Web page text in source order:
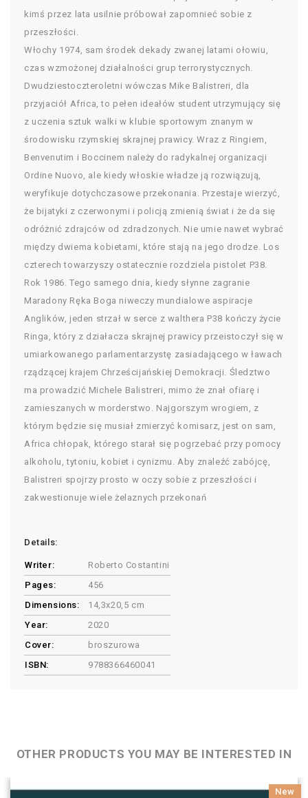
kimś przez lata usilnie próbował zapomnieć sobie z
przeszłości.
Włochy 1974, sam środek dekady zwanej latami ołowiu,
czas wzmożonej działalności grup terrorystycznych.
Dwudziestoczteroletni wówczas Mike Balistreri, dla
przyjaciół Africa, to pełen ideałów student utrzymujący się
z uczenia sztuk walki w klubie sportowym znanym w
środowisku rzymskiej skrajnej prawicy. Wraz z Ringiem,
Benvenutim i Boccinem należy do radykalnej organizacji
Ordine Nuovo, ale kiedy włoskie władze ją rozwiązują,
weryfikuje dotychczasowe przekonania. Przestaje wierzyć,
że bijatyki z czerwonymi i policją zmienią świat i że da się
odróżnić zdrajców od zdradzonych. Nie umie nawet wybrać
między dwiema kobietami, które stają na jego drodze. Los
czterech towarzyszy ostatecznie rozdziela pistolet P38.
Rok 1986. Tego samego dnia, kiedy słynne zagranie
Maradony Ręka Boga niweczy mundialowe aspiracje
Anglików, jeden strzał w serce z walthera P38 kończy życie
Ringa, który z działacza skrajnej prawicy przeistoczył się w
umiarkowanego parlamentarzystę zasiadającego w ławach
rządzącej krajem Chrześcijańskiej Demokracji. Śledztwo
ma prowadzić Michele Balistreri, mimo że znał ofiarę i
zamieszanych w morderstwo. Najgorszym wrogiem, z
którym będzie się musiał zmierzyć komisarz, jest on sam,
Africa chłopak, którego starał się pogrzebać przy pomocy
alkoholu, tytoniu, kobiet i cynizmu. Aby znaleźć zabójcę,
Balistreri spojrzy prosto w oczy sobie z przeszłości i
zakwestionuje wiele żelaznych przekonań
Details:
Writer:
Roberto Costantini
Pages:
456
Dimensions:
14,3x20,5 cm
Year:
2020
Cover:
broszurowa
ISBN:
9788366460041
OTHER PRODUCTS YOU MAY BE INTERESTED IN
New